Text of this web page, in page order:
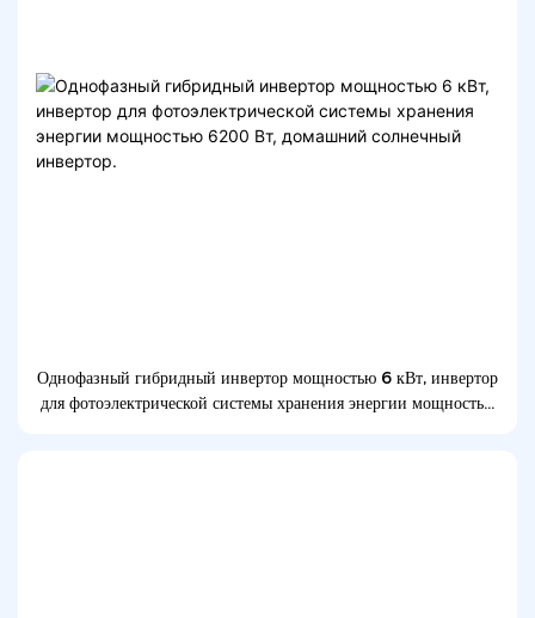
Однофазный гибридный инвертор мощностью 6 кВт, инвертор
для фотоэлектрической системы хранения энергии мощностью